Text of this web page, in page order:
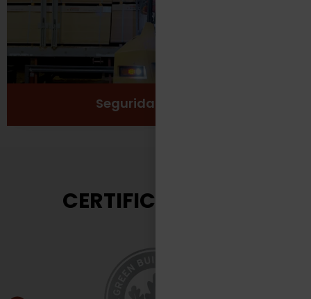
Seguridad Laboral
Ver más
CERTIFICACIONES